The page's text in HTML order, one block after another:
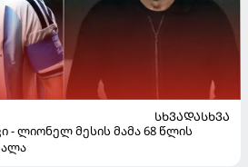
ᲡᲮᲕᲐᲓᲐᲡᲮᲕᲐ
- ლიონელ მესის მამა 68 წლის